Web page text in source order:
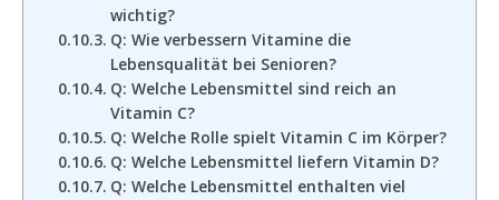
wichtig?
Q: Wie verbessern Vitamine die
Lebensqualität bei Senioren?
Q: Welche Lebensmittel sind reich an
Vitamin C?
Q: Welche Rolle spielt Vitamin C im Körper?
Q: Welche Lebensmittel liefern Vitamin D?
Q: Welche Lebensmittel enthalten viel